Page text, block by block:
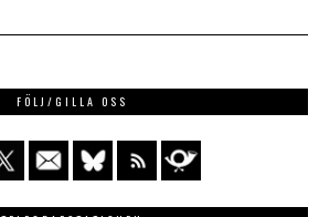
FÖLJ/GILLA OSS